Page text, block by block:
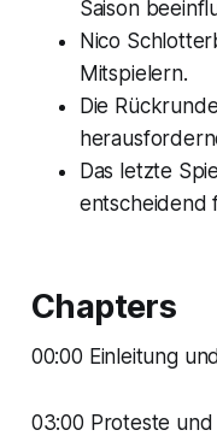
Saison
Nico
Mitspielern.
Die
Das letzte
entscheidend
Chapters
00:00 Einleitung
03:00 Proteste